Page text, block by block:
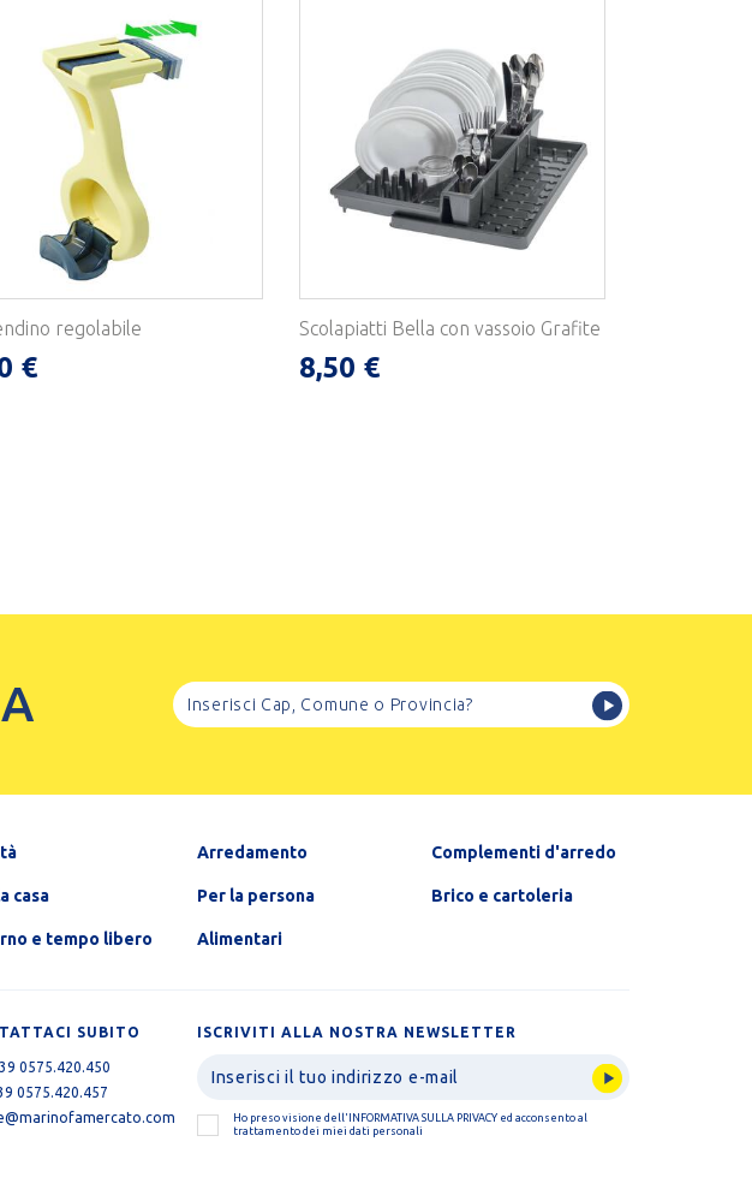
regolabile
€
Scolapiatti Bella con vassoio Grafite
8,50 €
Arredamento Complementi d'arredo
casa Per la persona Brico e cartoleria
e tempo libero Alimentari
SUBITO
0575.420.450
0575.420.457
ISCRIVITI ALLA NOSTRA NEWSLETTER
Ho preso visione dell' INFORMATIVA SULLA PRIVACY ed acconsento al
trattamento dei miei dati personali